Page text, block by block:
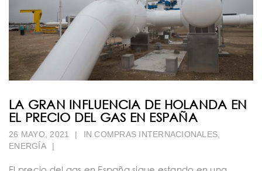
LA GRAN INFLUENCIA DE HOLANDA EN
EL PRECIO DEL GAS EN ESPAÑA
26 MAYO, 2021 | INCOMPRAS INTERNACIONALES,
ENERGÍA
|